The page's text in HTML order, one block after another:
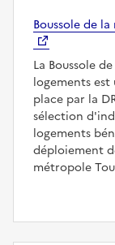
Boussole de
La Boussole
logements
place par la
sélection
logements
déploiement
métropole